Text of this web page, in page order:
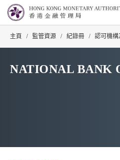
主頁 / 監管資源 / 紀錄冊 / 認可機構
NATIONAL BANK